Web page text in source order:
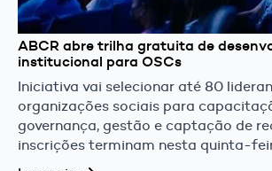
ABCR abre trilha gratuita de
institucional para OSCs
Iniciativa vai selecionar até 80
organizações sociais para
governança, gestão e captação de
inscrições terminam nesta quinta-